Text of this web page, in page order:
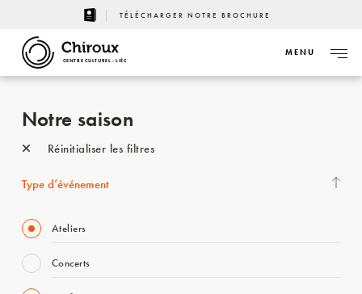
TÉLÉCHARGER NOTRE BROCHURE
CENTRE CULTUREL - LIÈGE
MENU
Notre saison
Réinitialiser les filtres
Type d’événement
Ateliers
Concerts